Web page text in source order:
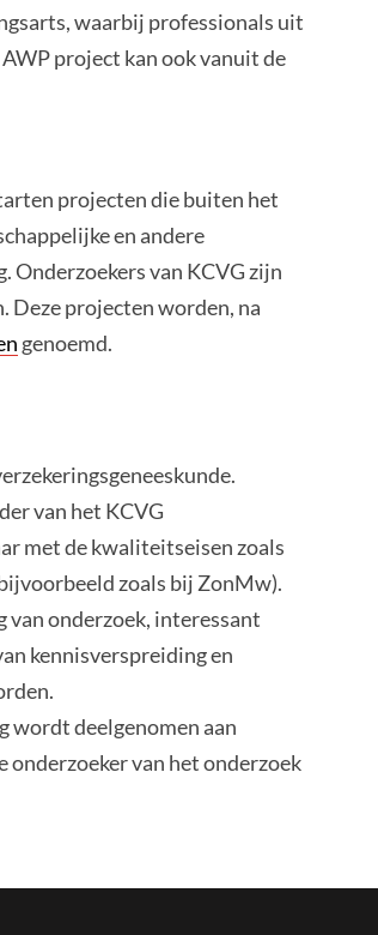
waarbij professionals uit
project kan ook vanuit de
projecten die buiten het
en andere
Onderzoekers van KCVG zijn
Deze projecten worden, na
genoemd.
van het KCVG
met de kwaliteitseisen zoals
zoals bij ZonMw).
onderzoek, interessant
kennisverspreiding en
wordt deelgenomen aan
van het onderzoek